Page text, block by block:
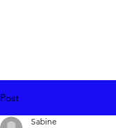
Post
Sabine